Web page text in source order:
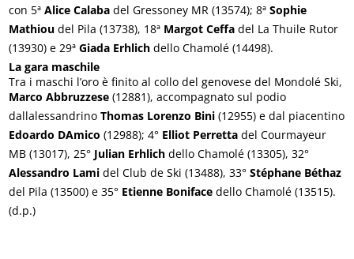
con 5ªAlice Calaba del Gressoney MR (13574); 8ªSophie
Mathiou del Pila (13738), 18ª Margot Ceffa del La Thuile Rutor
(13930) e 29ªGiada Erhlich dello Chamolé (14498).
La gara maschile
Tra i maschi l’oro è finito al collo del genovese del Mondolé Ski,
Marco Abbruzzese (12881), accompagnato sul podio
dallalessandrinoThomas Lorenzo Bini (12955) e dal piacentino
Edoardo DAmico (12988); 4° Elliot Perretta del Courmayeur
MB (13017), 25° Julian Erhlich dello Chamolé (13305), 32°
Alessandro Lami del Club de Ski (13488), 33°Stéphane Béthaz
del Pila (13500) e 35° Etienne Boniface dello Chamolé (13515).
(d.p.)